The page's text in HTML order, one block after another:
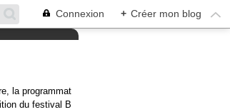
Connexion + Créer mon blog
la programmat
du festival B